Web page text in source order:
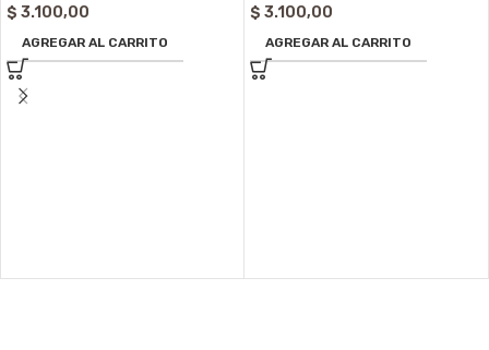
$ 3.100,00
AGREGAR AL CARRITO
$ 3.100,00
AGREGAR AL CARRITO